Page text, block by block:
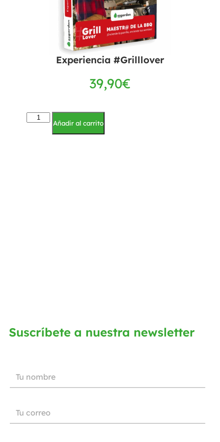
Experiencia #Grilllover
39,90€
Añadir al carrito
Suscríbete a nuestra newsletter